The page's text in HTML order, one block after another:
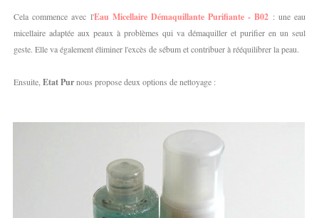
Cela commence avec l'Eau Micellaire Démaquillante Purifiante - B02 : une eau
micellaire adaptée aux peaux à problèmes qui va démaquiller et purifier en un seul
geste. Elle va également éliminer l'excès de sébum et contribuer à rééquilibrer la peau.
Ensuite, Etat Purnous propose deux options de nettoyage :